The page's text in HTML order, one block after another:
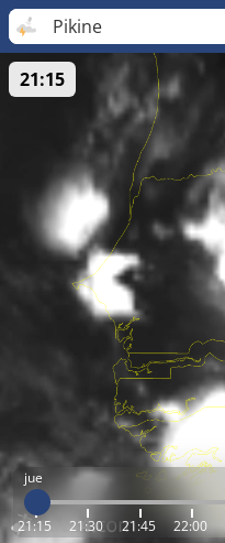
Pikine
jue
21:15 21:30 21:45 22:00
21:15